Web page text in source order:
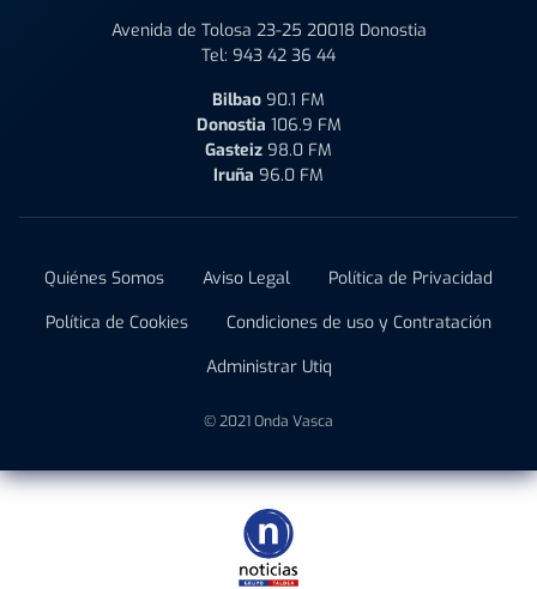
Avenida de Tolosa 23-25 20018 Donostia
Tel: 943 42 36 44
Bilbao 90.1 FM
Donostia 106.9 FM
Gasteiz 98.0 FM
Iruña 96.0 FM
Quiénes Somos Aviso Legal
Política de Privacidad
Política de Cookies
Condiciones de uso y Contratación
Administrar Utiq
© 2021 Onda Vasca